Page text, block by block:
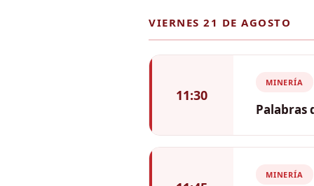
VIERNES 21 DE AGOSTO
11:30
MINERÍA
Palabras
MINERÍA